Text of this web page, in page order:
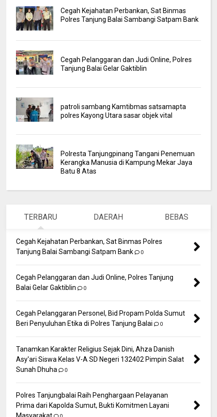
Cegah Kejahatan Perbankan, Sat Binmas
Polres Tanjung Balai Sambangi Satpam Bank
Cegah Pelanggaran dan Judi Online, Polres
Tanjung Balai Gelar Gaktiblin
patroli sambang Kamtibmas satsamapta
polres Kayong Utara sasar objek vital
Polresta Tanjungpinang Tangani Penemuan
Kerangka Manusia di Kampung Mekar Jaya
Batu 8 Atas
TERBARU DAERAH BEBAS
Cegah Kejahatan Perbankan, Sat Binmas Polres
Tanjung Balai Sambangi Satpam Bank
0
Cegah Pelanggaran dan Judi Online, Polres Tanjung
Balai Gelar Gaktiblin
0
Cegah Pelanggaran Personel, Bid Propam Polda Sumut
Beri Penyuluhan Etika di Polres Tanjung Balai
0
Tanamkan Karakter Religius Sejak Dini, Ahza Danish
Asy'ari Siswa Kelas V-A SD Negeri 132402 Pimpin Salat
Sunah Dhuha
0
Polres Tanjungbalai Raih Penghargaan Pelayanan
Prima dari Kapolda Sumut, Bukti Komitmen Layani